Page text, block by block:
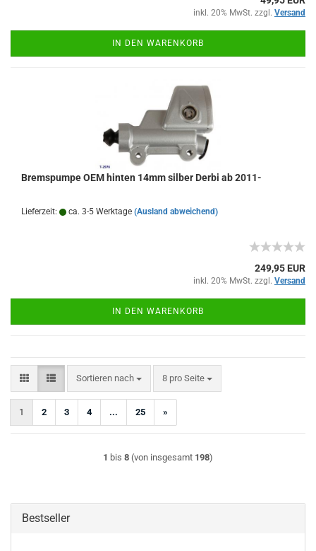
inkl. 20% MwSt. zzgl. Versand
IN DEN WARENKORB
Bremspumpe OEM hinten 14mm silber Derbi ab 2011-
Lieferzeit: ca. 3-5 Werktage (Ausland abweichend)
249,95 EUR
inkl. 20% MwSt. zzgl. Versand
IN DEN WARENKORB
Sortieren nach
Sortieren nach 8 pro Seite
pro Seite
1 2 3 4 ... 25 »
1 bis 8 (von insgesamt 198)
Bestseller